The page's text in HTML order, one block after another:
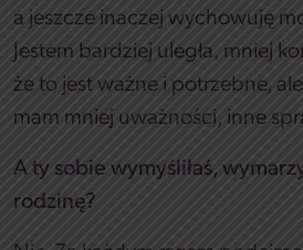
a jeszcze inaczej wychowuję
Jestem bardziej uległa, mniej
że to jest ważne i potrzebne, ale
mam mniej uważności, inne
A ty sobie wymyśliłaś,
rodzinę?